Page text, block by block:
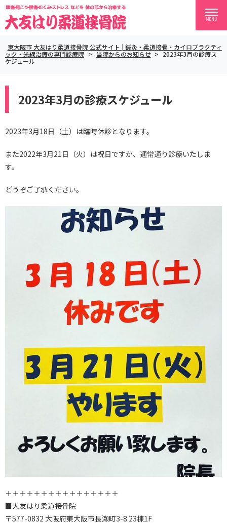
MENU
東大阪市 大友はり柔道接骨院 公式サイト | 鍼灸・柔道接骨・カイロプラクティ
ック・光線治療の専門診療院 > 当院からのお知らせ > 2023年3月の診療ス
ケジュール
2023年3月の診療スケジュール
2023年3月18日（土）は臨時休診となります。
また2022年3月21日（火）は祝日ですが、通常通り診療いたしま
す。
どうぞご了承ください。
＋＋＋＋＋＋＋＋＋＋＋＋＋＋＋＋
■大友はり柔道接骨院
〒577-0832 大阪府東大阪市長瀬町3-8 23棟1F